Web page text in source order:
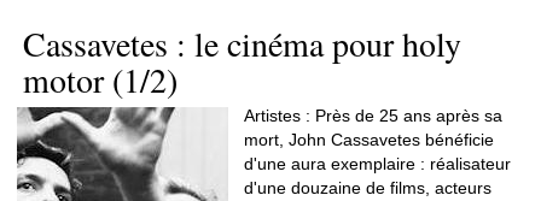
Cassavetes : le cinéma pour holy
motor (1/2)
Artistes : Près de 25 ans après sa
mort, John Cassavetes bénéficie
d'une aura exemplaire : réalisateur
d'une douzaine de films, acteurs